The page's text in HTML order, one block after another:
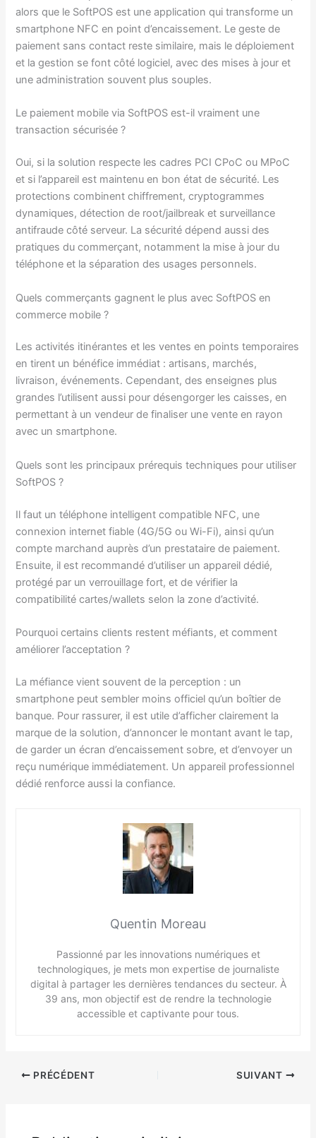
alors que le SoftPOS est une application qui transforme un
smartphone NFC en point d’encaissement. Le geste de
paiement sans contact reste similaire, mais le déploiement
et la gestion se font côté logiciel, avec des mises à jour et
une administration souvent plus souples.
Le paiement mobile via SoftPOS est-il vraiment une
transaction sécurisée ?
Oui, si la solution respecte les cadres PCI CPoC ou MPoC
et si l’appareil est maintenu en bon état de sécurité. Les
protections combinent chiffrement, cryptogrammes
dynamiques, détection de root/jailbreak et surveillance
antifraude côté serveur. La sécurité dépend aussi des
pratiques du commerçant, notamment la mise à jour du
téléphone et la séparation des usages personnels.
Quels commerçants gagnent le plus avec SoftPOS en
commerce mobile ?
Les activités itinérantes et les ventes en points temporaires
en tirent un bénéfice immédiat : artisans, marchés,
livraison, événements. Cependant, des enseignes plus
grandes l’utilisent aussi pour désengorger les caisses, en
permettant à un vendeur de finaliser une vente en rayon
avec un smartphone.
Quels sont les principaux prérequis techniques pour utiliser
SoftPOS ?
Il faut un téléphone intelligent compatible NFC, une
connexion internet fiable (4G/5G ou Wi-Fi), ainsi qu’un
compte marchand auprès d’un prestataire de paiement.
Ensuite, il est recommandé d’utiliser un appareil dédié,
protégé par un verrouillage fort, et de vérifier la
compatibilité cartes/wallets selon la zone d’activité.
Pourquoi certains clients restent méfiants, et comment
améliorer l’acceptation ?
La méfiance vient souvent de la perception : un
smartphone peut sembler moins officiel qu’un boîtier de
banque. Pour rassurer, il est utile d’afficher clairement la
marque de la solution, d’annoncer le montant avant le tap,
de garder un écran d’encaissement sobre, et d’envoyer un
reçu numérique immédiatement. Un appareil professionnel
dédié renforce aussi la confiance.
Quentin Moreau
Passionné par les innovations numériques et
technologiques, je mets mon expertise de journaliste
digital à partager les dernières tendances du secteur. À
39 ans, mon objectif est de rendre la technologie
accessible et captivante pour tous.
PRÉCÉDENT SUIVANT